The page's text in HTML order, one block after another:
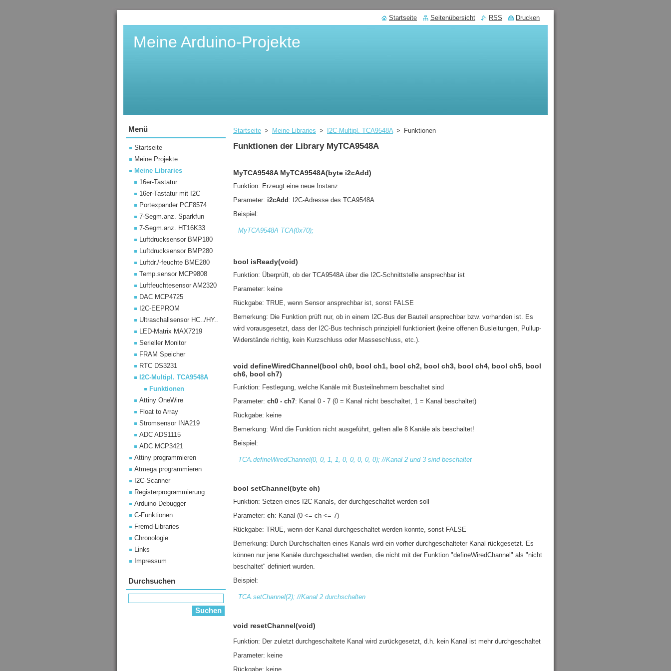
Meine Arduino-Projekte
Startseite > Meine Libraries > I2C-Multipl. TCA9548A > Funktionen
Funktionen der Library MyTCA9548A
MyTCA9548A MyTCA9548A(byte i2cAdd)
Funktion: Erzeugt eine neue Instanz
Parameter: i2cAdd : I2C-Adresse des TCA9548A
Beispiel:
MyTCA9548A TCA(0x70);
bool isReady(void)
Funktion: Überprüft, ob der TCA9548A über die I2C-Schnittstelle ansprechbar ist
Parameter: keine
Rückgabe: TRUE, wenn Sensor ansprechbar ist, sonst FALSE
Bemerkung: Die Funktion prüft nur, ob in einem I2C-Bus der Bauteil ansprechbar bzw. vorhanden ist. Es
wird vorausgesetzt, dass der I2C-Bus technisch prinzipiell funktioniert (keine offenen Busleitungen, Pullup-
Widerstände richtig, kein Kurzschluss oder Masseschluss, etc.).
void defineWiredChannel(bool ch0, bool ch1, bool ch2, bool ch3, bool ch4, bool ch5, bool
ch6, bool ch7)
Funktion: Festlegung, welche Kanäle mit Busteilnehmern beschaltet sind
Parameter: ch0 - ch7: Kanal 0 - 7 (0 = Kanal nicht beschaltet, 1 = Kanal beschaltet)
Rückgabe: keine
Bemerkung: Wird die Funktion nicht ausgeführt, gelten alle 8 Kanäle als beschaltet!
Beispiel:
TCA.defineWiredChannel(0, 0, 1, 1, 0, 0, 0, 0, 0); //Kanal 2 und 3 sind beschaltet
bool setChannel(byte ch)
Funktion: Setzen eines I2C-Kanals, der durchgeschaltet werden soll
Parameter: ch: Kanal (0 <= ch <= 7)
Rückgabe: TRUE, wenn der Kanal durchgeschaltet werden konnte, sonst FALSE
Bemerkung: Durch Durchschalten eines Kanals wird ein vorher durchgeschalteter Kanal rückgesetzt. Es
können nur jene Kanäle durchgeschaltet werden, die nicht mit der Funktion "defineWiredChannel" als "nicht
beschaltet" definiert wurden.
Beispiel:
TCA.setChannel(2); //Kanal 2 durchschalten
void resetChannel(void)
Funktion: Der zuletzt durchgeschaltete Kanal wird zurückgesetzt, d.h. kein Kanal ist mehr durchgeschaltet
Parameter: keine
Rückgabe: keine
Menü
Startseite
Meine Projekte
Meine Libraries
16er-Tastatur
16er-Tastatur mit I2C
Portexpander PCF8574
7-Segm.anz. Sparkfun
7-Segm.anz. HT16K33
Luftdrucksensor BMP180
Luftdrucksensor BMP280
Luftdr./-feuchte BME280
Temp.sensor MCP9808
Luftfeuchtesensor AM2320
DAC MCP4725
I2C-EEPROM
Ultraschallsensor HC../HY..
LED-Matrix MAX7219
Serieller Monitor
FRAM Speicher
RTC DS3231
I2C-Multipl. TCA9548A
Funktionen
Attiny OneWire
Float to Array
Stromsensor INA219
ADC ADS1115
ADC MCP3421
Attiny programmieren
Atmega programmieren
I2C-Scanner
Registerprogrammierung
Arduino-Debugger
C-Funktionen
Fremd-Libraries
Chronologie
Links
Impressum
Durchsuchen
Startseite Seitenübersicht RSS Drucken